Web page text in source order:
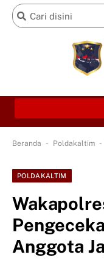
Beranda - Poldakaltim -
POLDAKALTIM
Anggota